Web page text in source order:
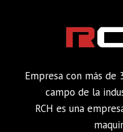
Empresa con más de
campo de la
RCH es una